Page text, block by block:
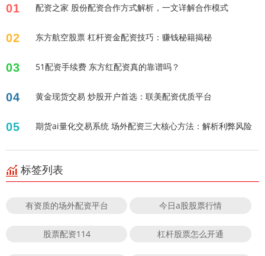
01 配资之家 股份配资合作方式解析，一文详解合作模式
02 东方航空股票 杠杆资金配资技巧：赚钱秘籍揭秘
03 51配资手续费 东方红配资真的靠谱吗？
04 黄金现货交易 炒股开户首选：联美配资优质平台
05 期货ai量化交易系统 场外配资三大核心方法：解析利弊风险
标签列表
有资质的场外配资平台 今日a股股票行情
股票配资114 杠杆股票怎么开通